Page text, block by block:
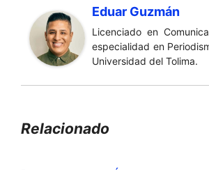
Eduar Guzmán
Licenciado en
especialidad en
Universidad del Tolima.
Relacionado